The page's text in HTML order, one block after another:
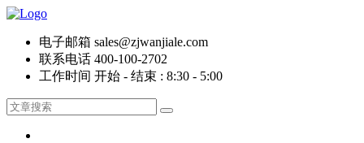
电子邮箱 sales@zjwanjiale.com
联系电话 400-100-2702
工作时间 开始 - 结束 : 8:30 - 5:00